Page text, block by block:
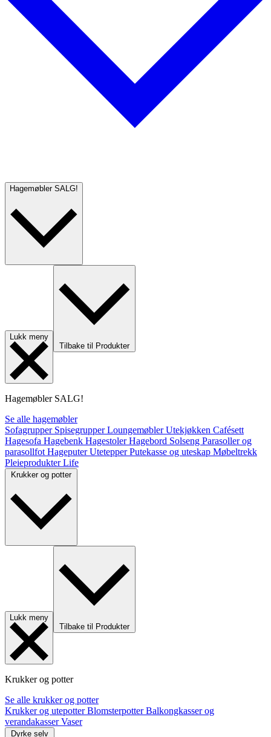
Hagemøbler SALG!
Lukk meny
Tilbake til Produkter
Hagemøbler SALG!
Se alle hagemøbler
Sofagrupper SpisegrupperLoungemøblerUtekjøkken Cafésett
Hagesofa Hagebenk HagestolerHagebord Solseng Parasoller og
parasollfot HageputerUtetepperPutekasse og uteskap Møbeltrekk
PleieprodukterLife
Krukker og potter
Lukk meny
Tilbake til Produkter
Krukker og potter
Se alle krukker og potter
Krukker og utepotterBlomsterpotterBalkongkasser og
verandakasserVaser